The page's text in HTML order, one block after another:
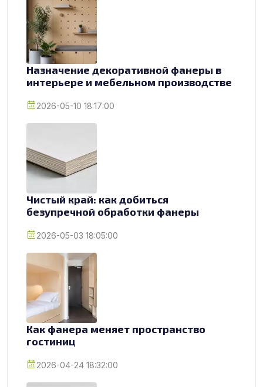
Назначение декоративной фанеры в
интерьере и мебельном производстве
2026-05-10 18:17:00
Чистый край: как добиться
безупречной обработки фанеры
2026-05-03 18:05:00
Как фанера меняет пространство
гостиниц
2026-04-24 18:32:00